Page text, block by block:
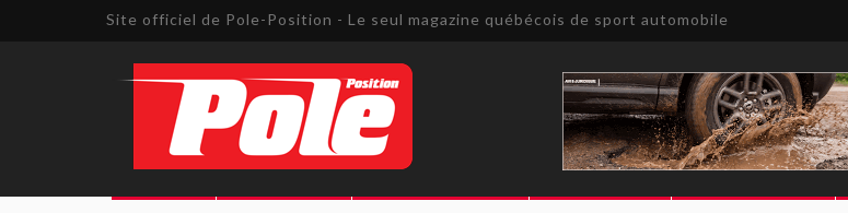
Site officiel de Pole-Position - Le seul magazine québécois de sport automobile